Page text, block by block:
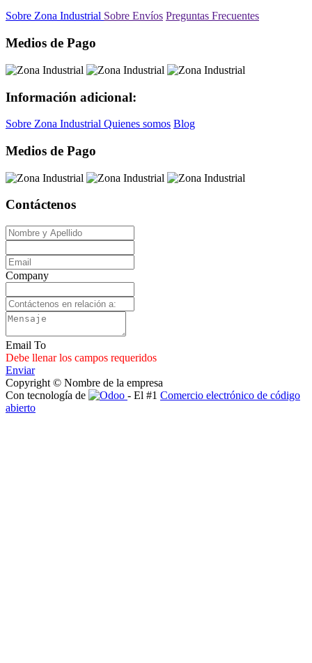
Sobre Zona Industrial Sobre Envíos Preguntas Frecuentes
Medios de Pago
Información adicional:
Sobre Zona Industrial Quienes somos Blog
Medios de Pago
Contáctenos
Company
Email To
Debe llenar los campos requeridos
Enviar
Copyright © Nombre de la empresa
Con tecnología de
- El #1 Comercio electrónico de código
abierto